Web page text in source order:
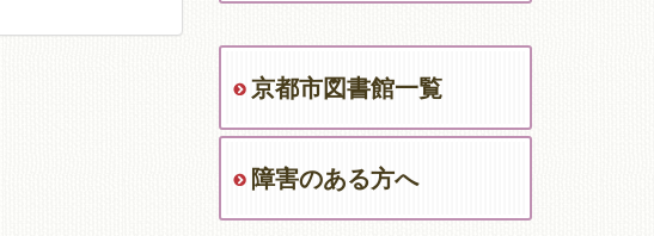
向島図書館
コミュニティプラザ深草
図書館
京都市図書館一覧
障害のある方へ